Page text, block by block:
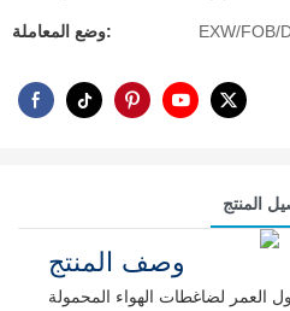
وضع المعاملة: EXW/FOB/
المنتج
وصف المنتج
العمر لضاغطات الهواء المحمولة